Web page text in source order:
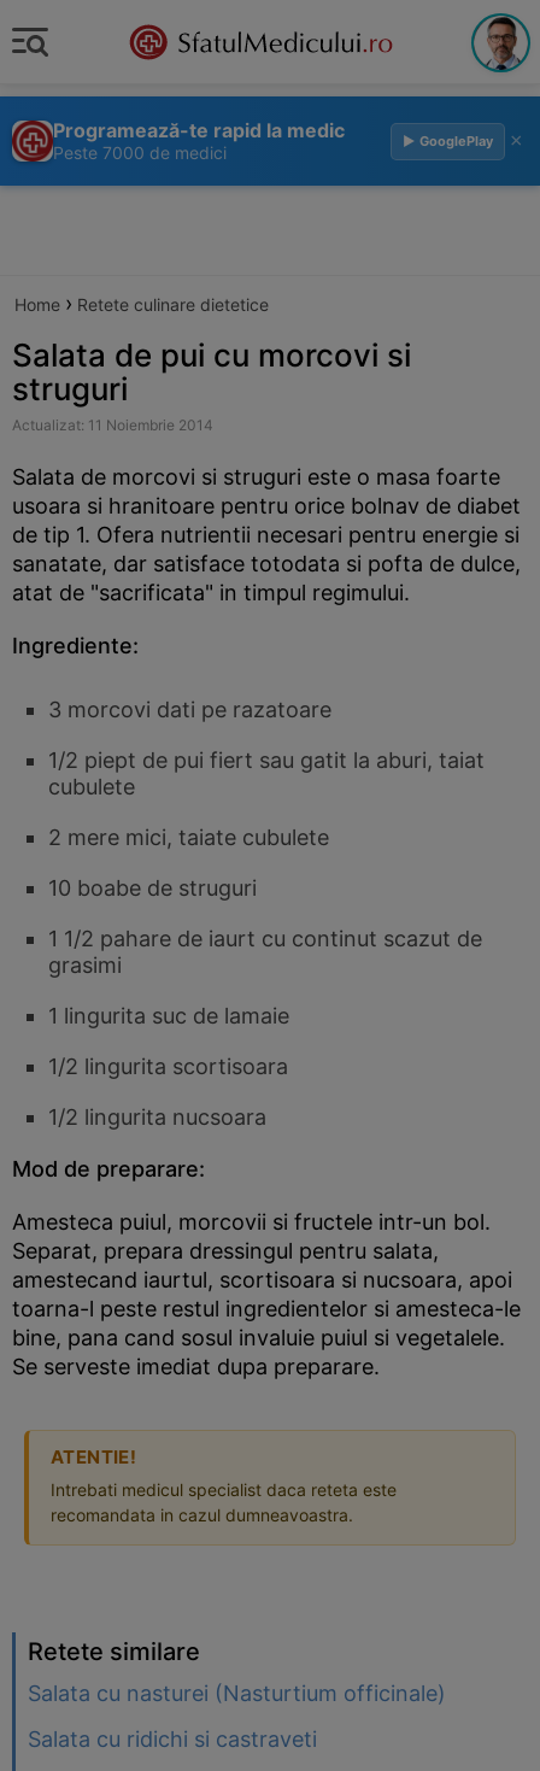
Programează-te rapid la medic
Peste 7000 de medici
▶ GooglePlay ×
Home › Retete culinare dietetice
Salata de pui cu morcovi si
struguri
Actualizat: 11 Noiembrie 2014
Salata de morcovi si struguri este o masa foarte
usoara si hranitoare pentru orice bolnav de diabet
de tip 1. Ofera nutrientii necesari pentru energie si
sanatate, dar satisface totodata si pofta de dulce,
atat de "sacrificata" in timpul regimului.
Ingrediente:
3 morcovi dati pe razatoare
1/2 piept de pui fiert sau gatit la aburi, taiat
cubulete
2 mere mici, taiate cubulete
10 boabe de struguri
1 1/2 pahare de iaurt cu continut scazut de
grasimi
1 lingurita suc de lamaie
1/2 lingurita scortisoara
1/2 lingurita nucsoara
Mod de preparare:
Amesteca puiul, morcovii si fructele intr-un bol.
Separat, prepara dressingul pentru salata,
amestecand iaurtul, scortisoara si nucsoara, apoi
toarna-l peste restul ingredientelor si amesteca-le
bine, pana cand sosul invaluie puiul si vegetalele.
Se serveste imediat dupa preparare.
ATENTIE!
Intrebati medicul specialist daca reteta este
recomandata in cazul dumneavoastra.
Retete similare
Salata cu nasturei (Nasturtium officinale)
Salata cu ridichi si castraveti